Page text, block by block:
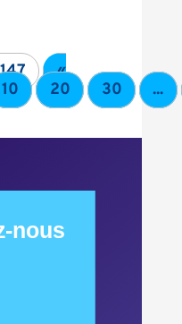
«
10 20 30
...
nous